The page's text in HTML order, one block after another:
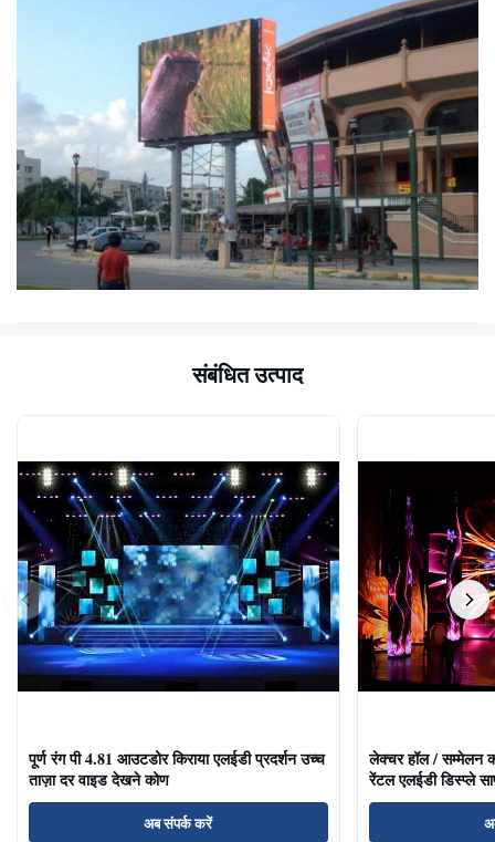
संबंधित उत्पाद
पूर्ण रंग पी 4.81 आउटडोर किराया एलईडी प्रदर्शन उच्च
ताज़ा दर वाइड देखने कोण
अब संपर्क करें
लेक्चर हॉल / सम्मेलन
रेंटल एलईडी डिस्प्ले